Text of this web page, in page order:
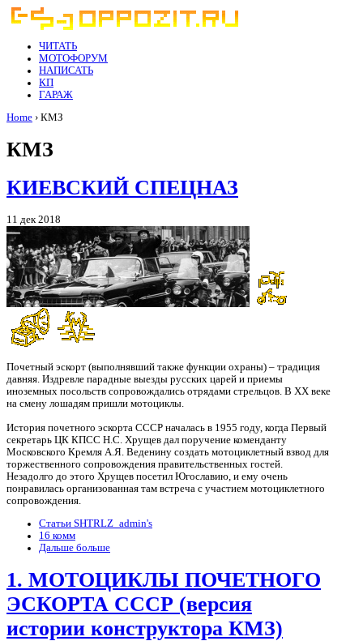
ЧИТАТЬ
МОТОФОРУМ
НАПИСАТЬ
КП
ГАРАЖ
Home › КМЗ
КМЗ
КИЕВСКИЙ СПЕЦНАЗ
11 дек 2018
Почетный эскорт (выполнявший также функции охраны) – традиция
давняя. Издревле парадные выезды русских царей и приемы
иноземных посольств сопровождались отрядами стрельцов. В XX веке
на смену лошадям пришли мотоциклы.
История почетного эскорта СССР началась в 1955 году, когда Первый
секретарь ЦК КПСС Н.С. Хрущев дал поручение коменданту
Московского Кремля А.Я. Веденину создать мотоциклетный взвод для
торжественного сопровождения правительственных гостей.
Незадолго до этого Хрущев посетил Югославию, и ему очень
понравилась организованная там встреча с участием мотоциклетного
сопровождения.
Статьи SHTRLZ_admin's
16 комм
Дальше больше
1. МОТОЦИКЛЫ ПОЧЕТНОГО
ЭСКОРТА СССР (версия
истории конструктора КМЗ)